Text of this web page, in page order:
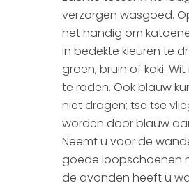
verzorgen wasgoed.
het handig om
in bedekte kleuren te
groen, bruin of kaki.
te raden. Ook blauw
niet dragen; tse tse
worden door blauw
Neemt u voor de
goede loopschoenen
de avonden heeft u